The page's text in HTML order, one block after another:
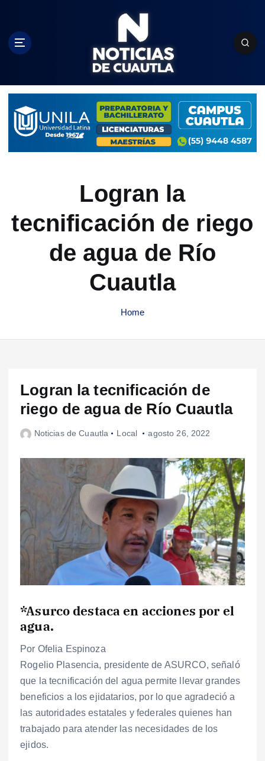
c
Logran la
tecnificación de riego
de agua de Río
Cuautla
Home
Logran la tecnificación de
riego de agua de Río Cuautla
Noticias de Cuautla Local agosto 26, 2022
*Asurco destaca en acciones por el
agua.
Por Ofelia Espinoza
Rogelio Plasencia, presidente de ASURCO, señaló
que la tecnificación del agua permite llevar grandes
beneficios a los ejidatarios, por lo que agradeció a
las autoridades estatales y federales quienes han
trabajado para atender las necesidades de los
ejidos.